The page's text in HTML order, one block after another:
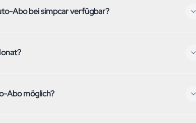
Abo bei simpcar verfügbar?
Da sich unser Sortiment laufend ändert, lohnt sich ein
der gewählten Laufzeit (3–36 Monate), dem Kilometerpaket
ab. Versicherung, Service, Reifen, Steuern und
Abo möglich?